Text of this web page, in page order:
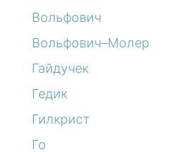
Вольфович
Вольфович–Молер
Гайдучек
Гедик
Гилкрист
Го